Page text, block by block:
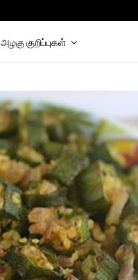
அழகு குறிப்புகள்